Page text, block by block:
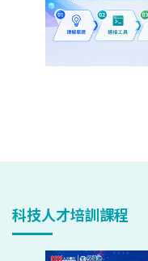
科技人才培訓課程